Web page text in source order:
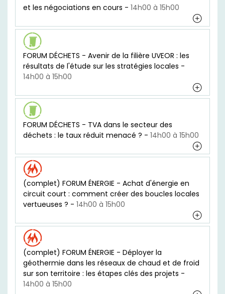
et les négociations en cours -
14h00 à 15h00
FORUM DÉCHETS - Avenir de la filière UVEOR : les
résultats de l'étude sur les stratégies locales -
14h00 à 15h00
FORUM DÉCHETS - TVA dans le secteur des
déchets : le taux réduit menacé ? -
14h00 à 15h00
(complet) FORUM ÉNERGIE - Achat d'énergie en
circuit court : comment créer des boucles locales
vertueuses ? -
14h00 à 15h00
(complet) FORUM ÉNERGIE - Déployer la
géothermie dans les réseaux de chaud et de froid
sur son territoire : les étapes clés des projets -
14h00 à 15h00